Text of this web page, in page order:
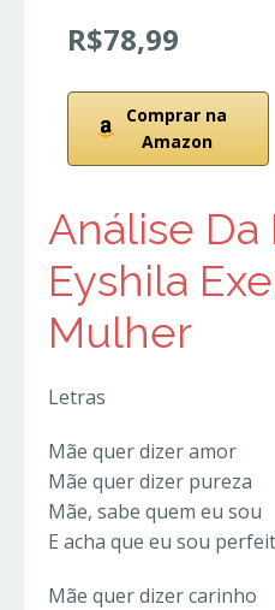
R$78,99
Comprar na
Amazon
Análise Da
Eyshila
Mulher
Letras
Mãe quer dizer amor
Mãe quer dizer pureza
Mãe, sabe quem eu sou
E acha que eu sou
Mãe quer dizer carinho